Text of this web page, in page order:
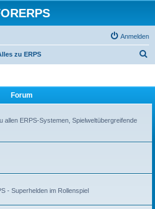
Anmelden
zu ERPS
Forum
allen ERPS-Systemen, Spielweltübergreifende
- Superhelden im Rollenspiel